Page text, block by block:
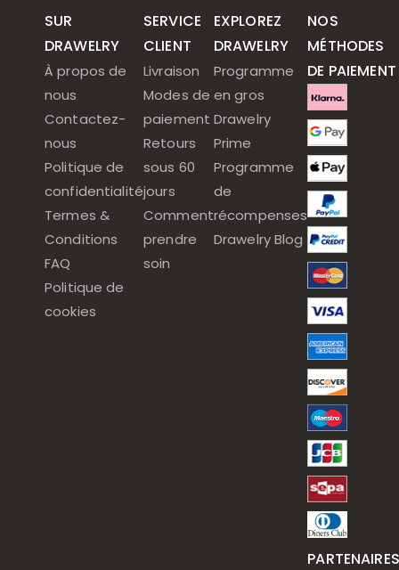
SUR
DRAWELRY
À propos de
nous
Contactez-
nous
Politique de
confidentialité
Termes &
Conditions
FAQ
Politique de
cookies
SERVICE
CLIENT
Livraison
Modes de
paiement
Retours
sous 60
jours
Comment
prendre
soin
EXPLOREZ
DRAWELRY
Programme
en gros
Drawelry
Prime
Programme
de
récompenses
Drawelry Blog
NOS
MÉTHODES
DE PAIEMENT
PARTENAIRES